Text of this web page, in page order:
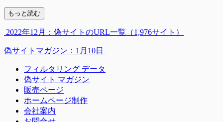
もっと読む
2022年12月：偽サイトのURL一覧（1,976サイト）
偽サイトマガジン：1月10日
フィルタリング データ
偽サイト マガジン
販売ページ
ホームページ制作
会社案内